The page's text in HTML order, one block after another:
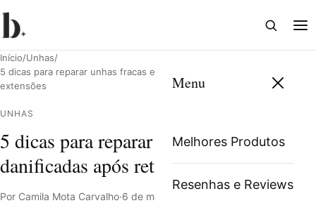
Abrir
Menu
Melhores Produtos
Resenhas e Reviews
Início/Unhas/
5 dicas para reparar unhas fracas e danificadas após retirar as
extensões
UNHAS
5 dicas para reparar unhas fracas e
danificadas após retirar as extensões
Por Camila Mota Carvalho·6 de março de 2022